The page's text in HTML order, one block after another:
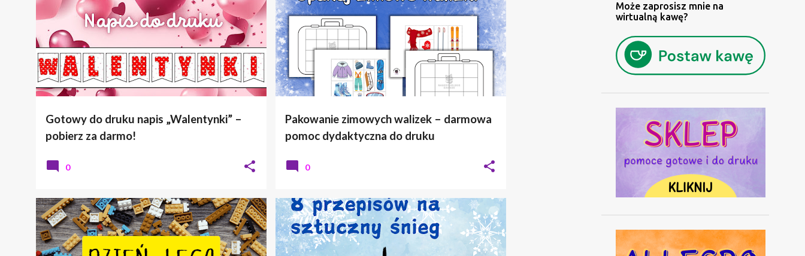
o
s
t
y
Gotowy do druku napis „Walentynki” –
pobierz za darmo!
NAPIS WALENTYNKI
0
Pakowanie zimowych walizek – darmowa
pomoc dydaktyczna do druku
DO POBRANIA ZIMA
0
KARTY PRACY ŚWIĘTA NIETYPOWE ZIMA
Może zaprosisz mnie na
wirtualną kawę?